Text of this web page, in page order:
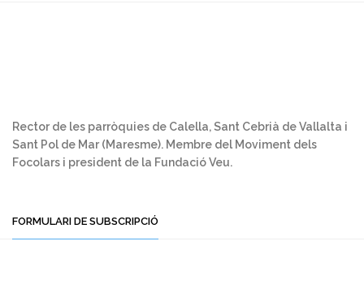
Rector de les parròquies de Calella, Sant Cebrià de Vallalta i
Sant Pol de Mar (Maresme). Membre del Moviment dels
Focolars i president de la Fundació Veu.
FORMULARI DE SUBSCRIPCIÓ